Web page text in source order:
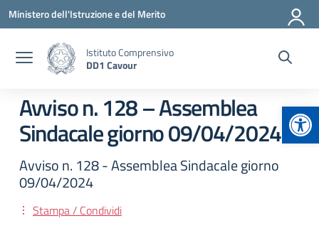
Vai ai contenuti
Vai al menu di navigazione
Vai al footer
Ministero dell'Istruzione e del Merito
Istituto Comprensivo
DD1 Cavour
Avviso n. 128 – Assemblea
Sindacale giorno 09/04/2024
Avviso n. 128 - Assemblea Sindacale giorno
09/04/2024
Stampa / Condividi